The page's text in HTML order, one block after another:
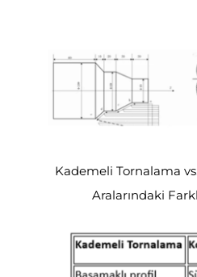
Kademeli Tornalama
Aralarındaki